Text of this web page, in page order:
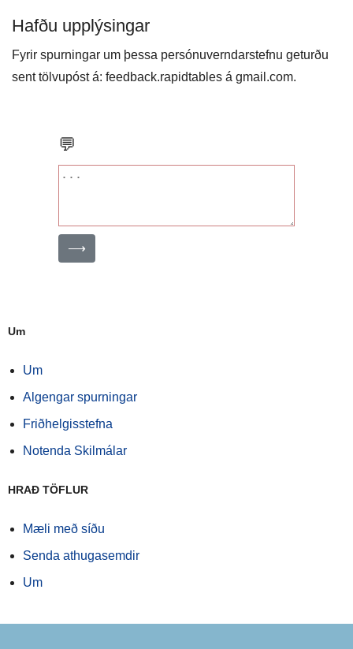
Hafðu upplýsingar
Fyrir spurningar um þessa persónuverndarstefnu geturðu
sent tölvupóst á: feedback.rapidtables á gmail.com.
💬
⟶
Um
Um
Algengar spurningar
Friðhelgisstefna
Notenda Skilmálar
HRAÐ TÖFLUR
Mæli með síðu
Senda athugasemdir
Um